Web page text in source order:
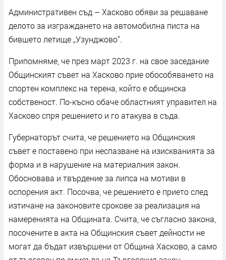
Административен съд – Хасково обяви за решаване
делото за изграждането на автомобилна писта на
бившето летище „Узунджово“.
Припомняме, че през март 2023 г. на свое заседание
Общинският съвет на Хасково прие обособяването на
спортен комплекс на терена, който е общинска
собственост. По-късно обаче областният управител на
Хасково спря решението и го атакува в съда.
Губернаторът счита, че решението на Общинския
съвет е поставено при неспазване на изискванията за
форма и в нарушение на материалния закон.
Обосновава и твърдение за липса на мотиви в
оспорения акт. Посочва, че решението е прието след
изтичане на законовите срокове за реализация на
намеренията на Общината. Счита, че съгласно закона,
посочените в акта на Общинския съвет дейности не
могат да бъдат извършени от Община Хасково, а само